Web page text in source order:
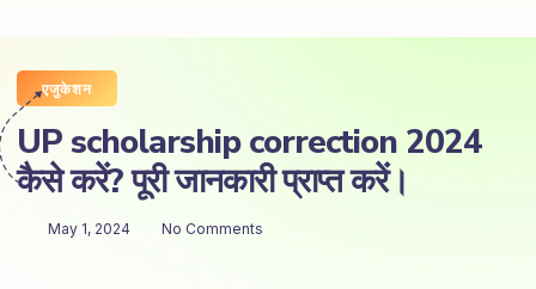
एजुकेशन
UP scholarship correction 2024
कैसे करें? पूरी जानकारी प्राप्त करें।
May 1, 2024 No Comments